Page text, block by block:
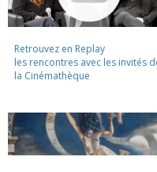
Retrouvez en Replay
les rencontres avec les invités
la Cinémathèque